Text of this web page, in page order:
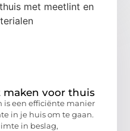
maken voor thuis
is een efficiënte manier
in je huis om te gaan.
in beslag,